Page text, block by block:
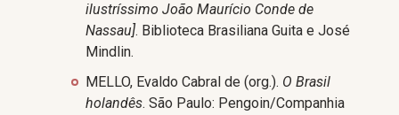
ilustríssimo João Maurício Conde de
Nassau]. Biblioteca Brasiliana Guita e José
Mindlin.
MELLO, Evaldo Cabral de (org.). O Brasil
holandês. São Paulo: Pengoin/Companhia